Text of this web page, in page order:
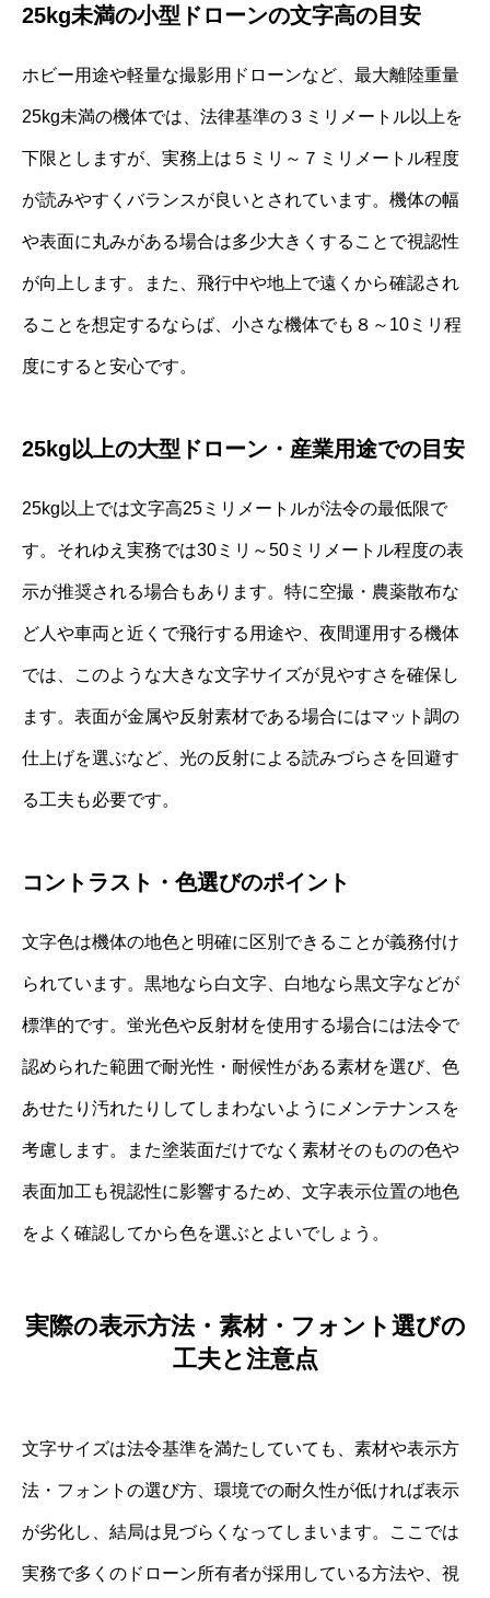
25kg未満の小型ドローンの文字高の目安
ホビー用途や軽量な撮影用ドローンなど、最大離陸重量
25kg未満の機体では、法律基準の３ミリメートル以上を
下限としますが、実務上は５ミリ～７ミリメートル程度
が読みやすくバランスが良いとされています。機体の幅
や表面に丸みがある場合は多少大きくすることで視認性
が向上します。また、飛行中や地上で遠くから確認され
ることを想定するならば、小さな機体でも８～10ミリ程
度にすると安心です。
25kg以上の大型ドローン・産業用途での目安
25kg以上では文字高25ミリメートルが法令の最低限で
す。それゆえ実務では30ミリ～50ミリメートル程度の表
示が推奨される場合もあります。特に空撮・農薬散布な
ど人や車両と近くで飛行する用途や、夜間運用する機体
では、このような大きな文字サイズが見やすさを確保し
ます。表面が金属や反射素材である場合にはマット調の
仕上げを選ぶなど、光の反射による読みづらさを回避す
る工夫も必要です。
コントラスト・色選びのポイント
文字色は機体の地色と明確に区別できることが義務付け
られています。黒地なら白文字、白地なら黒文字などが
標準的です。蛍光色や反射材を使用する場合には法令で
認められた範囲で耐光性・耐候性がある素材を選び、色
あせたり汚れたりしてしまわないようにメンテナンスを
考慮します。また塗装面だけでなく素材そのものの色や
表面加工も視認性に影響するため、文字表示位置の地色
をよく確認してから色を選ぶとよいでしょう。
実際の表示方法・素材・フォント選びの
工夫と注意点
文字サイズは法令基準を満たしていても、素材や表示方
法・フォントの選び方、環境での耐久性が低ければ表示
が劣化し、結局は見づらくなってしまいます。ここでは
実務で多くのドローン所有者が採用している方法や、視